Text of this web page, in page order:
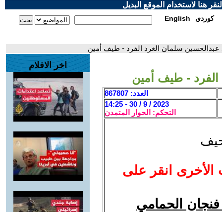
هنا لاستخدام الموقع البديل
English كوردي
عبدالحسين سلمان الغرد الفرد - طيف أمين
الفرد - طيف أمين
العدد: 867807
2023 / 9 / 30 - 14:25
التحكم: الحوار المتمدن
الأخرى انقر على
الحمامي
اخر الافلام